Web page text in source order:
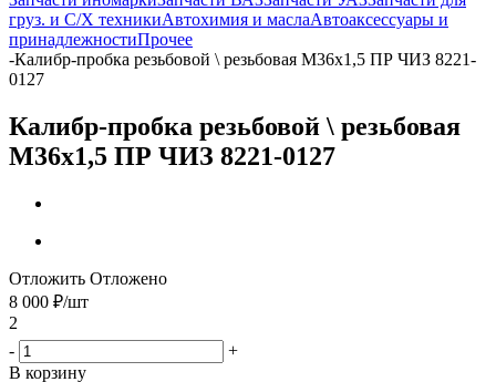
груз. и С/Х техникиАвтохимия и маслаАвтоаксессуары и
принадлежностиПрочее
-Калибр-пробка резьбовой \ резьбовая М36х1,5 ПР ЧИЗ 8221-
0127
Калибр-пробка резьбовой \ резьбовая
М36х1,5 ПР ЧИЗ 8221-0127
Отложить Отложено
8 000 ₽/шт
2
-
+
В корзину